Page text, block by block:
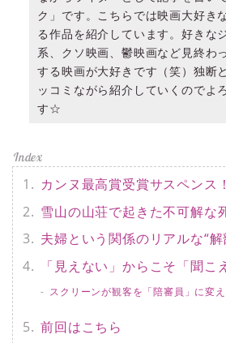
ク」です。こちらでは映画大好き
る作品を紹介しています。好きな
系、クソ映画、鬱映画など見終わ
する映画が大好きです（笑）独断
ッコミながら紹介していくのでよ
す☆
カンヌ最高賞受賞サスペンス
雪山の山荘で起きた不可解な
夫婦という関係のリアルな“解
「見えない」からこそ「聞こ
スクリーンが観客を「陪審員」に変
前回はこちら